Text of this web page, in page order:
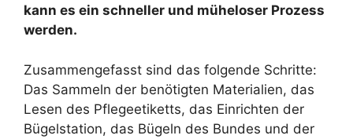
kann es ein schneller und müheloser Prozess
werden.
Zusammengefasst sind das folgende Schritte:
Das Sammeln der benötigten Materialien, das
Lesen des Pflegeetiketts, das Einrichten der
Bügelstation, das Bügeln des Bundes und der